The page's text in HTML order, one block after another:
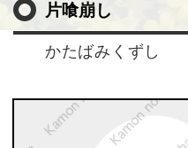
片喰崩し
かたばみくずし